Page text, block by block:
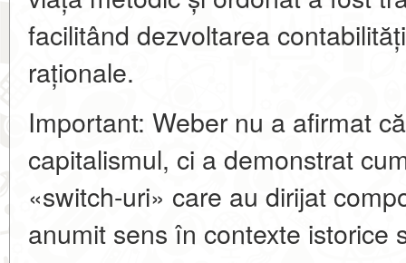
facilitând dezvoltarea
raționale.
Important: Weber nu a afirmat
capitalismul, ci a demonstrat
«switch-uri» care au dirijat
anumit sens în contexte istorice